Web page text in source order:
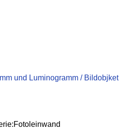
und Luminogramm / Bildobjket